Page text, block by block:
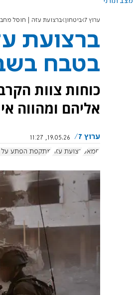
ערוץ 7 ביטחון ברצועת עזה | חוסל
ברצועת
בטבח
אליהם ומהווה
ערוץ 7
19.05.26, 11:27
חמאס רצועת עזה מתקפת הפתע על